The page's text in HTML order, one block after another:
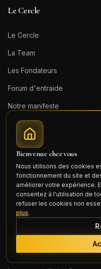
Le Cercle
Le Cercle
La Team
Les Fondateurs
Forum d'entraide
Notre manifeste
Devenir agent
Nos garnisons
Logement militaire Besançon
Logement militaire
Logement militaireToulon
Logement militaireToulouse
Logement militaireValdahon
Bienvenue chez vous
Nous utilisons des cookies
fonctionnement du site et
améliorer votre expérience.
consentez à l'utilisation de
refuser les cookies non
plus.